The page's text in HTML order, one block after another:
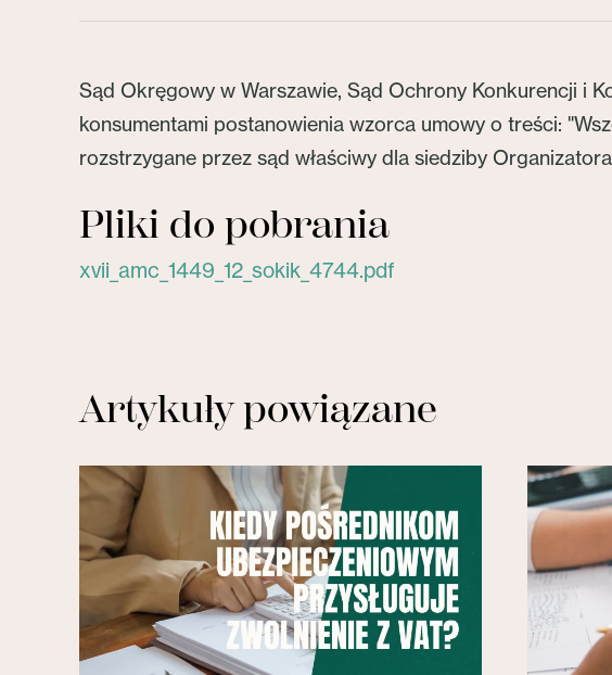
Sąd Okręgowy w Warszawie, Sąd Ochrony Konkurencji i
konsumentami postanowienia wzorca umowy o treści:
rozstrzygane przez sąd właściwy dla siedziby
Pliki do pobrania
xvii_amc_1449_12_sokik_4744.pdf
Artykuły powiązane